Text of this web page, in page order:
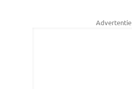
Advertentie